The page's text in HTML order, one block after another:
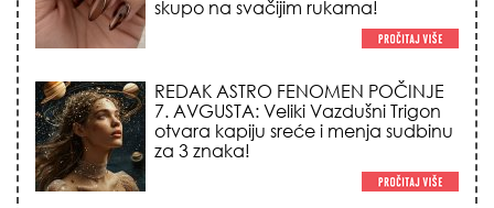
REDAK ASTRO FENOMEN POČINJE
7. AVGUSTA: Veliki Vazdušni Trigon
otvara kapiju sreće i menja sudbinu
LJUDI U SRBIJI MASOVNO KUPUJU
OVO ČUDO OD 200 DINARA: Trik sa
peškirom i ledom koji rashlađuje stan